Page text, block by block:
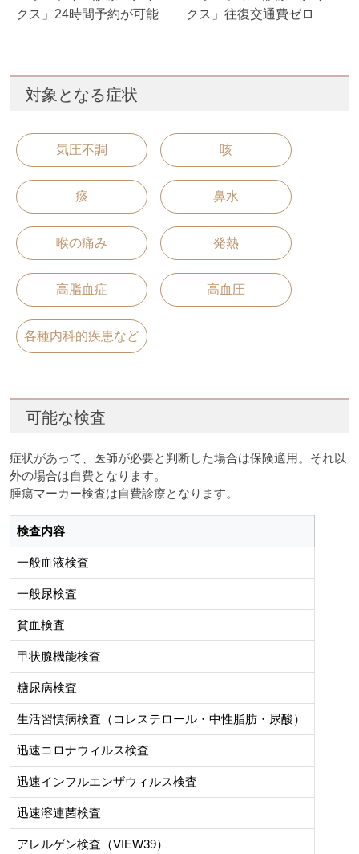
対象となる症状
気圧不調 咳
痰 鼻水
喉の痛み 発熱
高脂血症 高血圧
各種内科的疾患など
可能な検査
症状があって、医師が必要と判断した場合は保険適用。それ以
外の場合は自費となります。
腫瘍マーカー検査は自費診療となります。
検査内容
一般血液検査
一般尿検査
貧血検査
甲状腺機能検査
糖尿病検査
生活習慣病検査（コレステロール・中性脂肪・尿酸）
迅速コロナウィルス検査
迅速インフルエンザウィルス検査
迅速溶連菌検査
アレルゲン検査（VIEW39）